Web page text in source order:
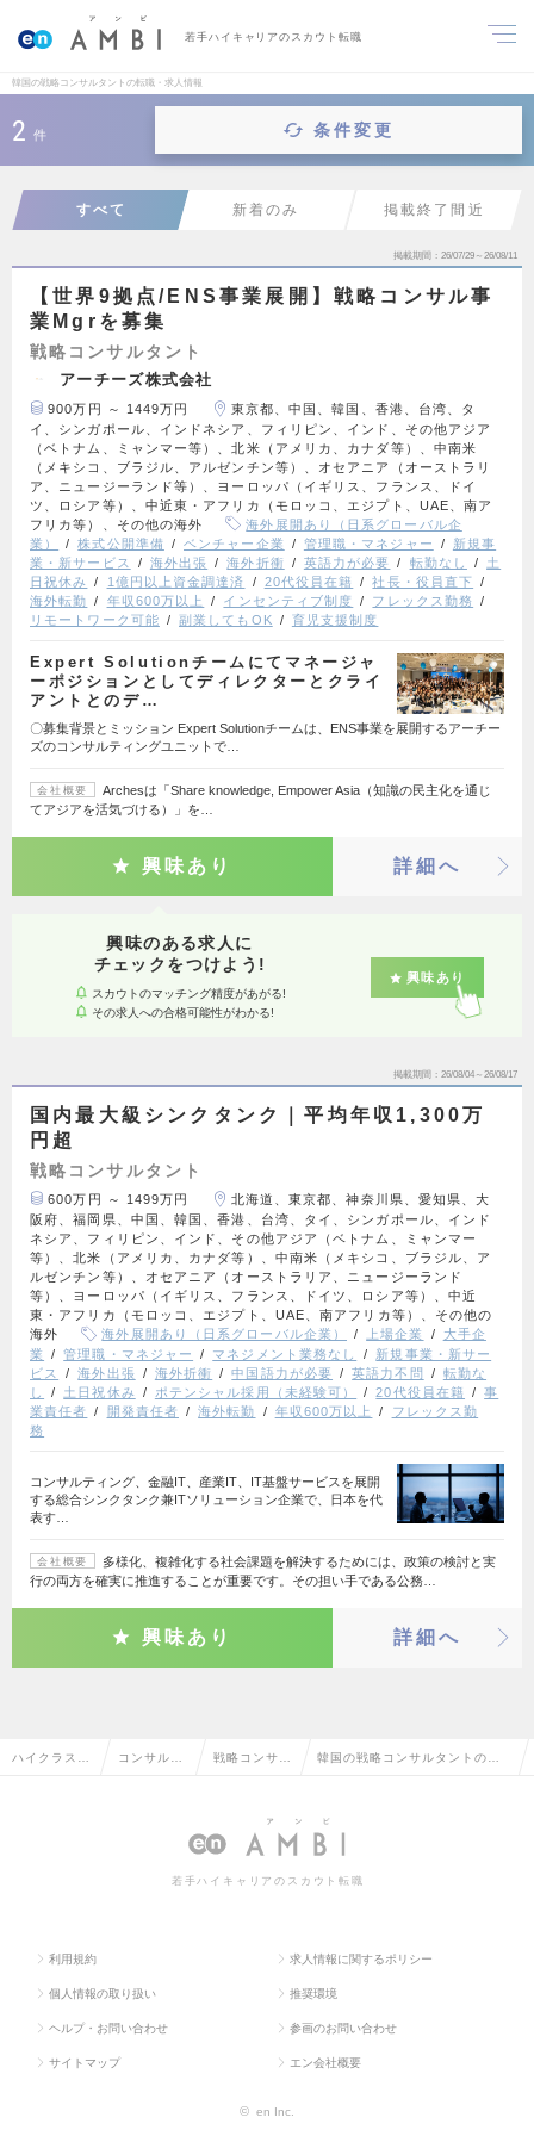
若手ハイキャリアのスカウト転職
韓国の戦略コンサルタントの転職・求人情報
2 件 条件変更
すべて 新着のみ 掲載終了間近
掲載期間 26/07/29～26/08/11
【世界9拠点/ENS事業展開】戦略コンサル事
業Mgrを募集
戦略コンサルタント
アーチーズ株式会社
900万円 ～ 1449万円
東京都、中国、韓国、香港、台湾、タ
イ、シンガポール、インドネシア、フィリピン、インド、その他アジア
（ベトナム、ミャンマー等）、北米（アメリカ、カナダ等）、中南米
（メキシコ、ブラジル、アルゼンチン等）、オセアニア（オーストラリ
ア、ニュージーランド等）、ヨーロッパ（イギリス、フランス、ドイ
ツ、ロシア等）、中近東・アフリカ（モロッコ、エジプト、UAE、南ア
フリカ等）、その他の海外
海外展開あり（日系グローバル企
業）
株式公開準備 ベンチャー企業 管理職・マネジャー
新規事
業・新サービス
海外出張 海外折衝 英語力が必要 転勤なし
土
日祝休み
1億円以上資金調達済 20代役員在籍
社長・役員直下
海外転勤
年収600万以上 インセンティブ制度
フレックス勤務
リモートワーク可能
副業してもOK 育児支援制度
Expert Solutionチームにてマネージャ
ーポジションとしてディレクターとクライ
アントとのデ…
〇募集背景とミッション Expert Solutionチームは、ENS事業を展開するアーチー
ズのコンサルティングユニットで…
会社概要
Archesは「Share knowledge, Empower Asia（知識の民主化を通じ
てアジアを活気づける）」を…
興味あり 詳細へ
興味のある求人に
チェックをつけよう!
スカウトのマッチング精度があがる!
その求人への合格可能性がわかる!
興味あり
掲載期間 26/08/04～26/08/17
国内最大級シンクタンク｜平均年収1,300万
円超
戦略コンサルタント
600万円 ～ 1499万円
北海道、東京都、神奈川県、愛知県、大
阪府、福岡県、中国、韓国、香港、台湾、タイ、シンガポール、インド
ネシア、フィリピン、インド、その他アジア（ベトナム、ミャンマー
等）、北米（アメリカ、カナダ等）、中南米（メキシコ、ブラジル、ア
ルゼンチン等）、オセアニア（オーストラリア、ニュージーランド
等）、ヨーロッパ（イギリス、フランス、ドイツ、ロシア等）、中近
東・アフリカ（モロッコ、エジプト、UAE、南アフリカ等）、その他の
海外
海外展開あり（日系グローバル企業） 上場企業
大手企
業
管理職・マネジャー マネジメント業務なし
新規事業・新サー
ビス
海外出張 海外折衝 中国語力が必要 英語力不問
転勤な
し
土日祝休み ポテンシャル採用（未経験可） 20代役員在籍
事
業責任者
開発責任者 海外転勤 年収600万以上
フレックス勤
務
コンサルティング、金融IT、産業IT、IT基盤サービスを展開
する総合シンクタンク兼ITソリューション企業で、日本を代
表す…
会社概要
多様化、複雑化する社会課題を解決するためには、政策の検討と実
行の両方を確実に推進することが重要です。その担い手である公務…
興味あり 詳細へ
ハイクラス求 コンサルタ 戦略コンサル 韓国の戦略コンサルタントの転
若手ハイキャリアのスカウト転職
利用規約 求人情報に関するポリシー
個人情報の取り扱い 推奨環境
ヘルプ・お問い合わせ 参画のお問い合わせ
サイトマップ エン会社概要
© en Inc.